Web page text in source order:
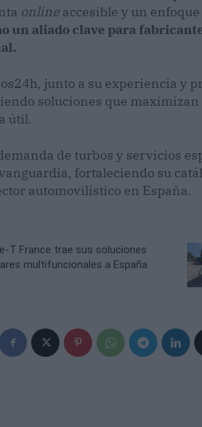
online accesible y un
un aliado clave para
junto a su experiencia y
soluciones que
útil.
de turbos y servicios
fortaleciendo su
automovilístico en España.
T France trae sus soluciones
multifuncionales a España